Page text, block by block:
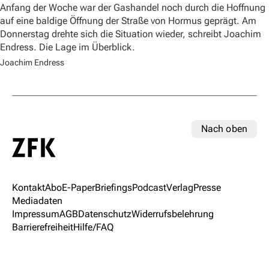
Anfang der Woche war der Gashandel noch durch die Hoffnung
auf eine baldige Öffnung der Straße von Hormus geprägt. Am
Donnerstag drehte sich die Situation wieder, schreibt Joachim
Endress. Die Lage im Überblick.
Joachim Endress
Nach oben
KontaktAboE-PaperBriefingsPodcastVerlagPresse
Mediadaten
ImpressumAGBDatenschutzWiderrufsbelehrung
BarrierefreiheitHilfe/FAQ